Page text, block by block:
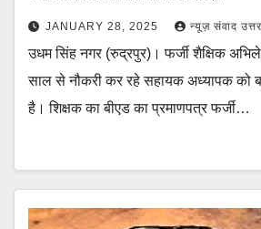
JANUARY 28, 2025 न्यूज़ संवाद
उधम सिंह नगर (रुद्रपुर)। फर्जी शैक्षिक
साल से नौकरी कर रहे सहायक अध्यापक को
है। शिक्षक का बीएड का प्रमाणपत्र फर्जी…